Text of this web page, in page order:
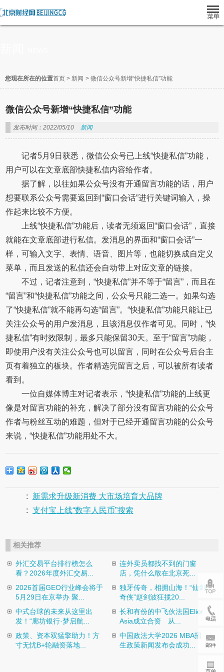
您现在所在的位置首页 > 新闻 > 微信公众号新增“快捷私信”功能
微信公众号新增“快捷私信”功能
发布时间：2022/05/10 新闻
记者5月9日获悉，微信公众号已上线“快捷私信”功能，
用户可以在文章底部快捷私信内容给作者。
据了解，以往如果公众号没有开通留言功能的话，用户
想要联系公众号需要返回到“窗口会话”进行关键词输入，操
作起来比较不方便。
上线“快捷私信”功能后，读者无须返回“窗口会话”，直接
就能在文章底部进行私信。发消息的界面和“窗口会话”一
样，可输入文字、表情、语音、图片等，也能切换成自定义
菜单，而且发送的私信还会自动带上对应文章的链接。
不过，记者注意到，“快捷私信”并不等于“留言”，而且在
“留言”和“快捷私信”功能之间，公众号只能二选一。如果勾选
了“快捷私信”就不能再勾选“留言”。“快捷私信”功能只能让已
关注公众号的用户发消息，且该消息仅作者可见。同时，“快
捷私信”有时效限制，最多只能保留30天。至于“留言”功能，
即使用户没有关注公众号也可以留言，同时在公众号后台主
页有着独立的板块。作者精选完留言之后，可以被所有读者
看到。
一位自媒体博主对记者表示，“快捷私信”功能的上线更
像是对留言功能的补充，解决了部分没有留言功能的公众号
作者与粉丝互动的难题，但对于已经开通留言功能的公众号
来说，“快捷私信”功能用处不大。
:
新需求升级新消费 大市场培育大品牌
: 支付宝上线“数字人民币”搜索
相关推荐
外汇交易平台排行榜怎么
看？2026年度外汇交易...
连外卖员都找不到的门窗
店，凭什么敢在北京死...
2026首届GEO行业峰会将于
5月29日在京举办 聚...
独牙传奇，相拥山海！“仙剑
奇侠”赵剑波狂揽20...
中式台球的未来从这里出
发！“廊坊银行·梦启航...
长和有份的中飞伙法国Elior
Asia成立合资 从...
政策、资本双猛擎助力！方
寸无忧B+轮融资落地...
中国政法大学2026 MBA招
生政策新闻发布会成功...